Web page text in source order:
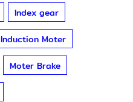
Index gear
Induction Moter
Moter Brake